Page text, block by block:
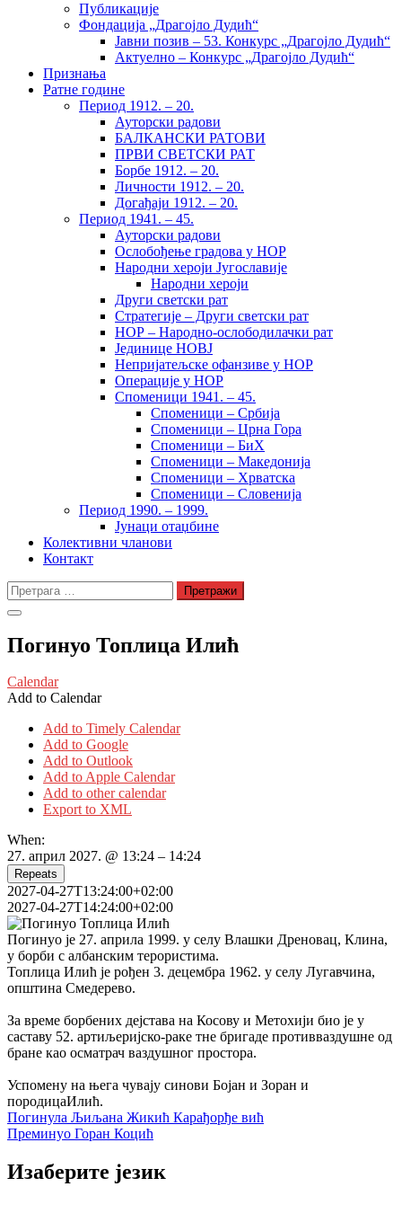
Публикације
Фондација „Драгојло Дудић“
Јавни позив – 53. Конкурс „Драгојло Дудић“
Актуелно – Конкурс „Драгојло Дудић“
Признања
Ратне године
Период 1912. – 20.
Ауторски радови
БАЛКАНСКИ РАТОВИ
ПРВИ СВЕТСКИ РАТ
Борбе 1912. – 20.
Личности 1912. – 20.
Догађаји 1912. – 20.
Период 1941. – 45.
Ауторски радови
Ослобођење градова у НОР
Народни хероји Југославије
Народни хероји
Други светски рат
Стратегије – Други светски рат
НОР – Народно-ослободилачки рат
Јединице НОВЈ
Непријатељске офанзиве у НОР
Операције у НОР
Споменици 1941. – 45.
Споменици – Србија
Споменици – Црна Гора
Споменици – БиХ
Споменици – Македонија
Споменици – Хрватска
Споменици – Словенија
Период 1990. – 1999.
Јунаци отаџбине
Колективни чланови
Контакт
Претрага
за:
Погинуо Топлица Илић
Calendar
Add to Calendar
Add to Timely Calendar
Add to Google
Add to Outlook
Add to Apple Calendar
Add to other calendar
Export to XML
When:
27. април 2027. @ 13:24 – 14:24
Repeats
2027-04-27T13:24:00+02:00
2027-04-27T14:24:00+02:00
Погинуо је 27. априла 1999. у селу Влашки Дреновац, Клина,
у борби с албанским терористима.
Топлица Илић је рођен 3. децембра 1962. у селу Лугавчина,
општина Смедерево.
За време борбених дејстава на Косову и Метохији био је у
саставу 52. артиљеријско-раке тне бригаде противваздушне од
бране као осматрач ваздушног простора.
Успомену на њега чувају синови Бојан и Зоран и
породицаИлић.
Кретање
чланка
Погинула Љиљана Жикић Карађорђе вић
Преминуо Горан Коцић
Изаберите језик